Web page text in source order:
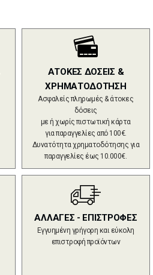
ΑΤΟΚΕΣ ΔΟΣΕΙΣ &
ΧΡΗΜΑΤΟΔΟΤΗΣΗ
Ασφαλείς πληρωμές & άτοκες
δόσεις
με ή χωρίς πιστωτική κάρτα
για παραγγελίες από 100€.
Δυνατότητα χρηματοδότησης για
παραγγελίες έως 10.000€.
ΑΛΛΑΓΕΣ - ΕΠΙΣΤΡΟΦΕΣ
Εγγυημένη γρήγορη και εύκολη
επιστροφή προϊόντων